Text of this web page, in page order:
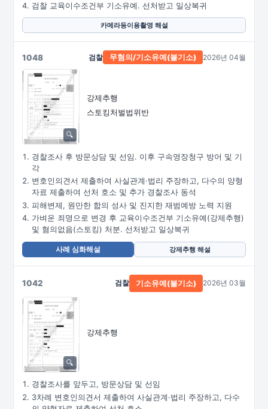
검찰 교육이수조건부 기소유예. 선처받고 일상복귀
카메라등이용촬영 해설
1048
강제추행
스토킹처벌법위반
검찰 무혐의/기소유예(불기소) 2026년 04월
경찰조사 후 방문상담 및 선임. 이후 구속영장청구 방어 및 기
각
변호인의견서 제출하여 사실관계·법리 주장하고, 다수의 양형
자료 제출하여 선처 호소 및 추가 경찰조사 동석
피해변제, 원만한 합의 성사 및 진지한 재범예방 노력 지원
가벼운 죄명으로 변경 후 교육이수조건부 기소유예(강제추행)
및 혐의없음(스토킹) 처분. 선처받고 일상복귀
사례 심화해설 강제추행 해설
1042
강제추행
검찰 기소유예(불기소) 2026년 03월
경찰조사를 앞두고, 방문상담 및 선임
3차례 변호인의견서 제출하여 사실관계·법리 주장하고, 다수